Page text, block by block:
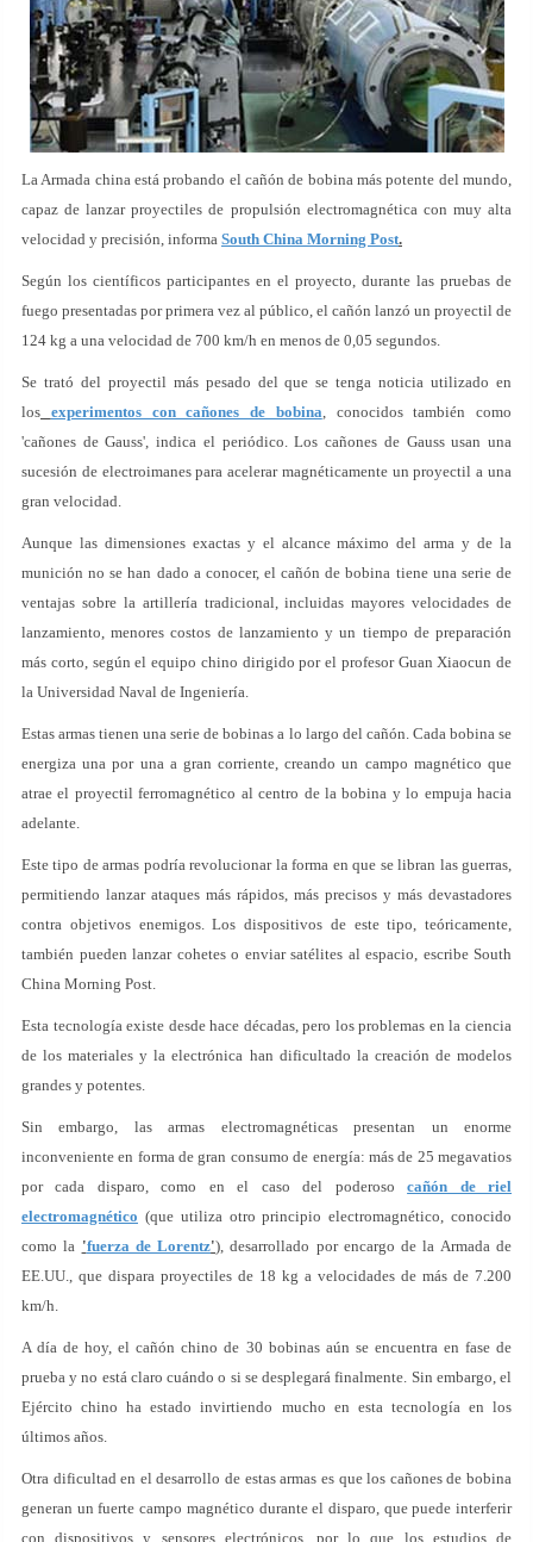
La Armada china está probando el cañón de bobina más potente del mundo,
capaz de lanzar proyectiles de propulsión electromagnética con muy alta
velocidad y precisión, informa South China Morning Post.
Según los científicos participantes en el proyecto, durante las pruebas de
fuego presentadas por primera vez al público, el cañón lanzó un proyectil de
124 kg a una velocidad de 700 km/h en menos de 0,05 segundos.
Se trató del proyectil más pesado del que se tenga noticia utilizado en
los experimentos con cañones de bobina, conocidos también como
'cañones de Gauss', indica el periódico. Los cañones de Gauss usan una
sucesión de electroimanes para acelerar magnéticamente un proyectil a una
gran velocidad.
Aunque las dimensiones exactas y el alcance máximo del arma y de la
munición no se han dado a conocer, el cañón de bobina tiene una serie de
ventajas sobre la artillería tradicional, incluidas mayores velocidades de
lanzamiento, menores costos de lanzamiento y un tiempo de preparación
más corto, según el equipo chino dirigido por el profesor Guan Xiaocun de
la Universidad Naval de Ingeniería.
Estas armas tienen una serie de bobinas a lo largo del cañón. Cada bobina se
energiza una por una a gran corriente, creando un campo magnético que
atrae el proyectil ferromagnético al centro de la bobina y lo empuja hacia
adelante.
Este tipo de armas podría revolucionar la forma en que se libran las guerras,
permitiendo lanzar ataques más rápidos, más precisos y más devastadores
contra objetivos enemigos. Los dispositivos de este tipo, teóricamente,
también pueden lanzar cohetes o enviar satélites al espacio, escribe South
China Morning Post.
Esta tecnología existe desde hace décadas, pero los problemas en la ciencia
de los materiales y la electrónica han dificultado la creación de modelos
grandes y potentes.
Sin embargo, las armas electromagnéticas presentan un enorme
inconveniente en forma de gran consumo de energía: más de 25 megavatios
por cada disparo, como en el caso del poderosocañón de riel
electromagnético (que utiliza otro principio electromagnético, conocido
como la 'fuerza de Lorentz'), desarrollado por encargo de la Armada de
EE.UU., que dispara proyectiles de 18 kg a velocidades de más de 7.200
km/h.
A día de hoy, el cañón chino de 30 bobinas aún se encuentra en fase de
prueba y no está claro cuándo o si se desplegará finalmente. Sin embargo, el
Ejército chino ha estado invirtiendo mucho en esta tecnología en los
últimos años.
Otra dificultad en el desarrollo de estas armas es que los cañones de bobina
generan un fuerte campo magnético durante el disparo, que puede interferir
con dispositivos y sensores electrónicos, por lo que los estudios de